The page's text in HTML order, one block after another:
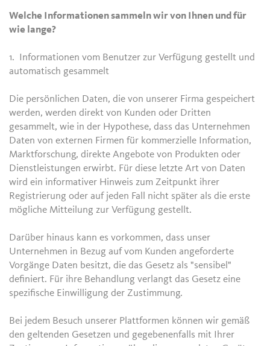
Welche Informationen sammeln wir von Ihnen und für
wie lange?
1. Informationen vom Benutzer zur Verfügung gestellt und
automatisch gesammelt
Die persönlichen Daten, die von unserer Firma gespeichert
werden, werden direkt von Kunden oder Dritten
gesammelt, wie in der Hypothese, dass das Unternehmen
Daten von externen Firmen für kommerzielle Information,
Marktforschung, direkte Angebote von Produkten oder
Dienstleistungen erwirbt. Für diese letzte Art von Daten
wird ein informativer Hinweis zum Zeitpunkt ihrer
Registrierung oder auf jeden Fall nicht später als die erste
mögliche Mitteilung zur Verfügung gestellt.
Darüber hinaus kann es vorkommen, dass unser
Unternehmen in Bezug auf vom Kunden angeforderte
Vorgänge Daten besitzt, die das Gesetz als "sensibel"
definiert. Für ihre Behandlung verlangt das Gesetz eine
spezifische Einwilligung der Zustimmung.
Bei jedem Besuch unserer Plattformen können wir gemäß
den geltenden Gesetzen und gegebenenfalls mit Ihrer